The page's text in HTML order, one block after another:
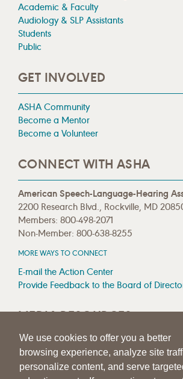
We use cookies to offer you a better
browsing experience, analyze site
personalize content, and serve
Academic & Faculty
Audiology & SLP Assistants
Students
Public
GET INVOLVED
ASHA Community
Become a Mentor
Become a Volunteer
CONNECT WITH ASHA
American Speech-Language-Hearing
2200 Research Blvd., Rockville, MD
Members: 800-498-2071
Non-Member: 800-638-8255
MORE WAYS TO CONNECT
E-mail the Action Center
Provide Feedback to the Board of
MEDIA RESOURCES
Press Room
Press Queries